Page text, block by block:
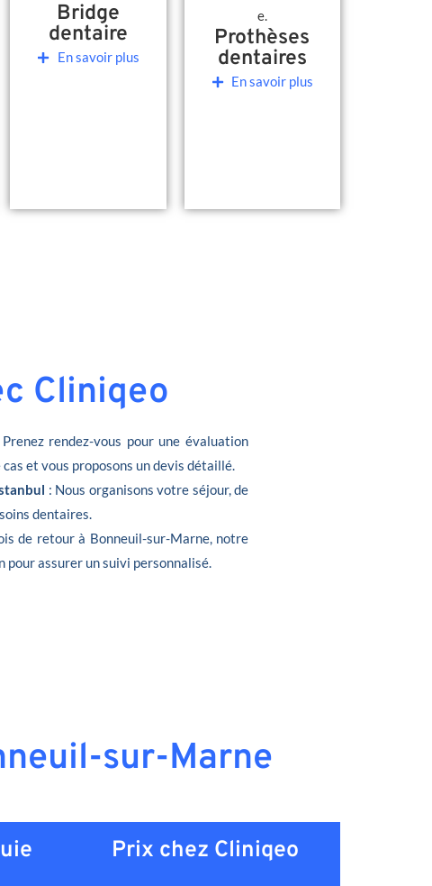
Bridge
dentaire
En savoir plus
Prothèses
dentaires
En savoir plus
Cliniqeo
rendez-vous pour une évaluation
et vous proposons un devis détaillé.
: Nous organisons votre séjour, de
dentaires.
de retour à Bonneuil-sur-Marne, notre
assurer un suivi personnalisé.
sur-Marne
Prix chez Cliniqeo